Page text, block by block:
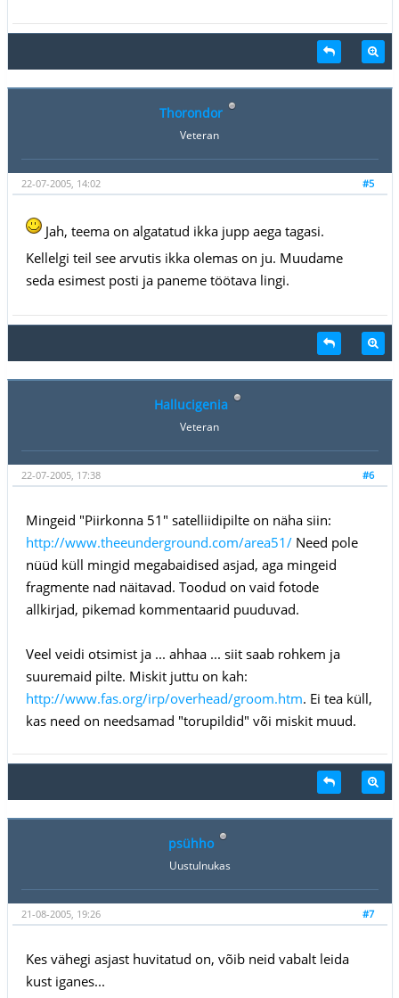
Thorondor
Veteran
#5
22-07-2005, 14:02
Jah, teema on algatatud ikka jupp aega tagasi.
Kellelgi teil see arvutis ikka olemas on ju. Muudame
seda esimest posti ja paneme töötava lingi.
Hallucigenia
Veteran
#6
22-07-2005, 17:38
Mingeid "Piirkonna 51" satelliidipilte on näha siin:
http://www.theeunderground.com/area51/Need pole
nüüd küll mingid megabaidised asjad, aga mingeid
fragmente nad näitavad. Toodud on vaid fotode
allkirjad, pikemad kommentaarid puuduvad.
Veel veidi otsimist ja ... ahhaa ... siit saab rohkem ja
suuremaid pilte. Miskit juttu on kah:
http://www.fas.org/irp/overhead/groom.htm. Ei tea küll,
kas need on needsamad "torupildid" või miskit muud.
psühho
Uustulnukas
#7
21-08-2005, 19:26
Kes vähegi asjast huvitatud on, võib neid vabalt leida
kust iganes...